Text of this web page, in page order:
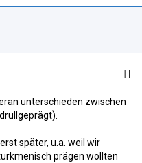
unterschieden zwischen
später, u.a. weil wir
prägen wollten